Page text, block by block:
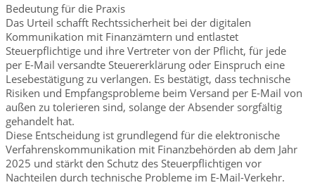
Bedeutung für die Praxis
Das Urteil schafft Rechtssicherheit bei der digitalen
Kommunikation mit Finanzämtern und entlastet
Steuerpflichtige und ihre Vertreter von der Pflicht, für jede
per E-Mail versandte Steuererklärung oder Einspruch eine
Lesebestätigung zu verlangen. Es bestätigt, dass technische
Risiken und Empfangsprobleme beim Versand per E-Mail von
außen zu tolerieren sind, solange der Absender sorgfältig
gehandelt hat.
Diese Entscheidung ist grundlegend für die elektronische
Verfahrenskommunikation mit Finanzbehörden ab dem Jahr
2025 und stärkt den Schutz des Steuerpflichtigen vor
Nachteilen durch technische Probleme im E-Mail-Verkehr.